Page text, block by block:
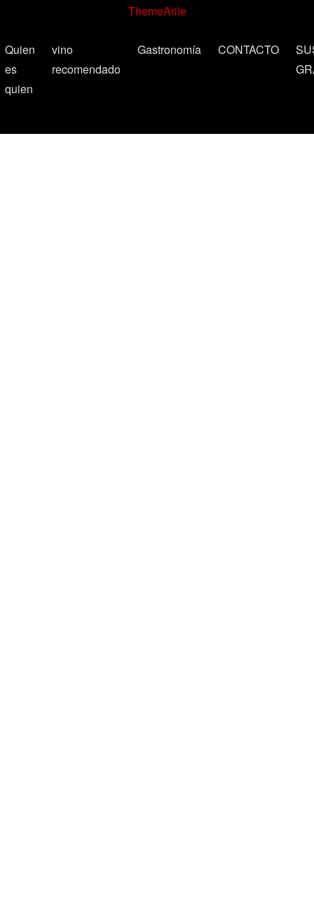
ThemeArile
Quien
es
quien
vino
recomendado
Gastronomía CONTACTO